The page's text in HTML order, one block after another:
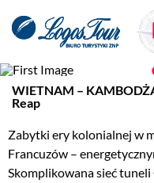
WIETNAM –
Reap
Zabytki ery kolonialnej w
Francuzów –
Skomplikowana sieć